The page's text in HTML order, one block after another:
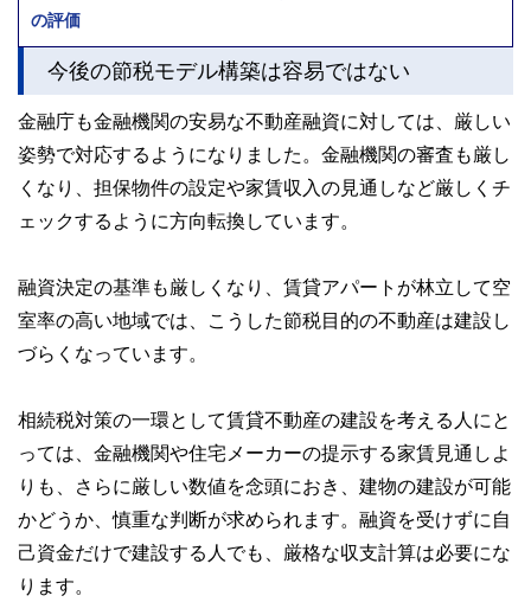
の評価
今後の節税モデル構築は容易ではない
金融庁も金融機関の安易な不動産融資に対しては、厳しい
姿勢で対応するようになりました。金融機関の審査も厳し
くなり、担保物件の設定や家賃収入の見通しなど厳しくチ
ェックするように方向転換しています。
融資決定の基準も厳しくなり、賃貸アパートが林立して空
室率の高い地域では、こうした節税目的の不動産は建設し
づらくなっています。
相続税対策の一環として賃貸不動産の建設を考える人にと
っては、金融機関や住宅メーカーの提示する家賃見通しよ
りも、さらに厳しい数値を念頭におき、建物の建設が可能
かどうか、慎重な判断が求められます。融資を受けずに自
己資金だけで建設する人でも、厳格な収支計算は必要にな
ります。